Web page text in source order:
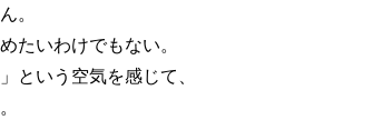
。
たいわけでもない。
という空気を感じて、